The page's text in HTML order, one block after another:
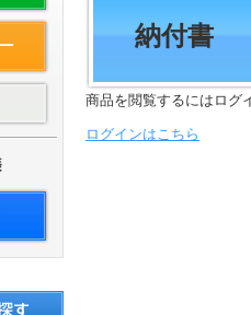
納付書
商品を閲覧するにはログ
ログインはこちら